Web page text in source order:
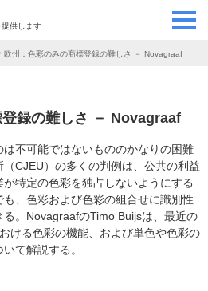
提供します
欧州：色彩のみの商標登録の難しさ － Novagraaf
録の難しさ － Novagraaf
不可能ではないもののかなりの困難
CJEU）の多くの判例は、公共の利益
特定の色彩を独占しないようにする
、色彩および色彩の組合せに識別性
。NovagraafのTimo Buijsは、最近の
ける色彩の機能、および単色や色彩の
て解説する。